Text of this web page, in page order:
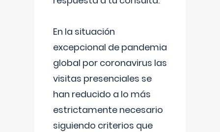
En la situación
excepcional de pandemia
global por coronavirus las
visitas presenciales se
han reducido a lo más
estrictamente necesario
siguiendo criterios que